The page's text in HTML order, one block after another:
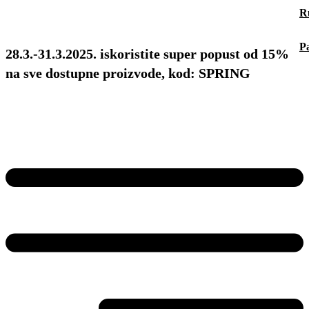
28.3.-31.3.2025. iskoristite super popust od 15%
na sve dostupne proizvode, kod: SPRING